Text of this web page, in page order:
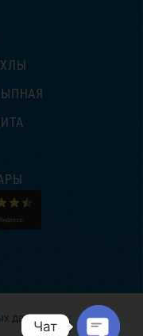
данных
Чат